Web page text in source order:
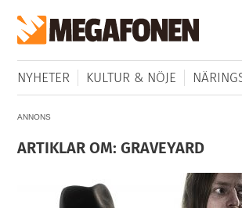
NYHETER KULTUR & NÖJE
ANNONS
ARTIKLAR OM: GRAVEYARD